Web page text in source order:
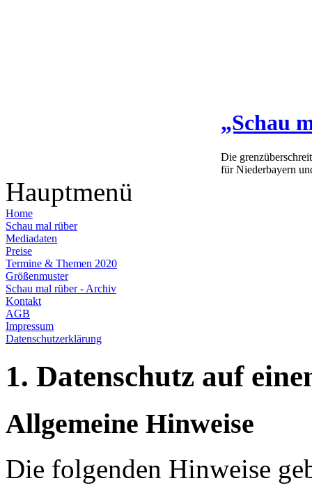
„Schau
Die
für Niederbayern
Hauptmenü
Home
Schau mal rüber
Mediadaten
Preise
Termine & Themen 2020
Größenmuster
Schau mal rüber - Archiv
Kontakt
AGB
Impressum
Datenschutzerklärung
1. Datenschutz auf
Allgemeine Hinweise
Die folgenden Hinweise